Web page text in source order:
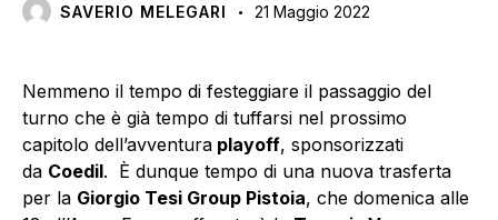
SAVERIO MELEGARI 21 Maggio 2022
Nemmeno il tempo di festeggiare il passaggio del
turno che è già tempo di tuffarsi nel prossimo
capitolo dell’avventura playoff, sponsorizzati
da Coedil. È dunque tempo di una nuova trasferta
per la Giorgio Tesi Group Pistoia, che domenica alle